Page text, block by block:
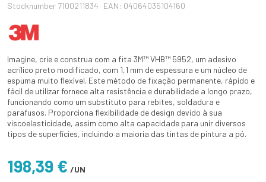
Stocknumber 7100211834 EAN: 04064035104160
Imagine, crie e construa com a fita 3M™ VHB™ 5952, um adesivo
acrílico preto modificado, com 1,1 mm de espessura e um núcleo de
espuma muito flexível. Este método de fixação permanente, rápido e
fácil de utilizar fornece alta resistência e durabilidade a longo prazo,
funcionando como um substituto para rebites, soldadura e
parafusos. Proporciona flexibilidade de design devido à sua
viscoelasticidade, assim como alta capacidade para unir diversos
tipos de superfícies, incluindo a maioria das tintas de pintura a pó.
198,39 € /UN